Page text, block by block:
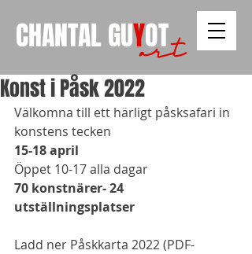
CHANTAL GUYOT
art
Konst i Påsk 2022
Välkomna till ett härligt påsksafari in
konstens tecken
15-18 april
Öppet 10-17 alla dagar
70 konstnärer- 24
utställningsplatser
Ladd ner Påskkarta 2022 (PDF-